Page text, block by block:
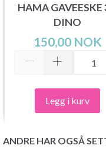
HAMA GAVEESKE
DINO
150,00 NOK
Legg i kurv
ANDRE HAR OGSÅ